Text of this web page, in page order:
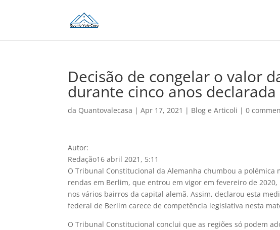
Decisão de congelar o valor
durante cinco anos
da Quantovalecasa |Apr 17, 2021 | Blog e Articoli |0
Autor:
Redação16 abril 2021, 5:11
O Tribunal Constitucional da Alemanha chumbou a
rendas em Berlim, que entrou em vigor em fevereiro de
nos vários bairros da capital alemã. Assim, declarou esta
federal de Berlim carece de competência legislativa nesta
O Tribunal Constitucional conclui que as regiões só podem